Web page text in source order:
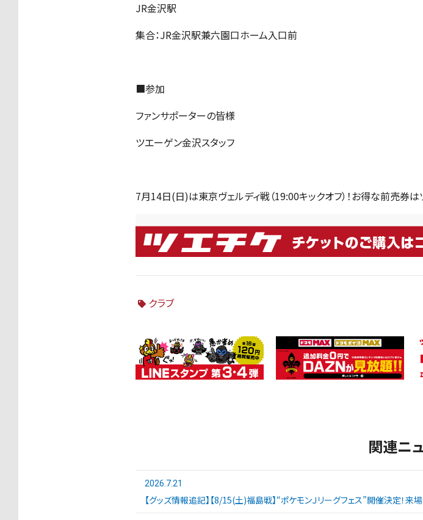
JR金沢駅
集合：JR金沢駅兼六園口ホーム入口前
■参加
ファンサポーターの皆様
ツエーゲン金沢スタッフ
7月14日(日)は東京ヴェルディ戦（19:00キックオフ）！お得な前売券は
クラブ
関連ニ
2026.7.21
【グッズ情報追記】【8/15(土)福島戦】“ポケモンＪリーグフェス”開催決定！